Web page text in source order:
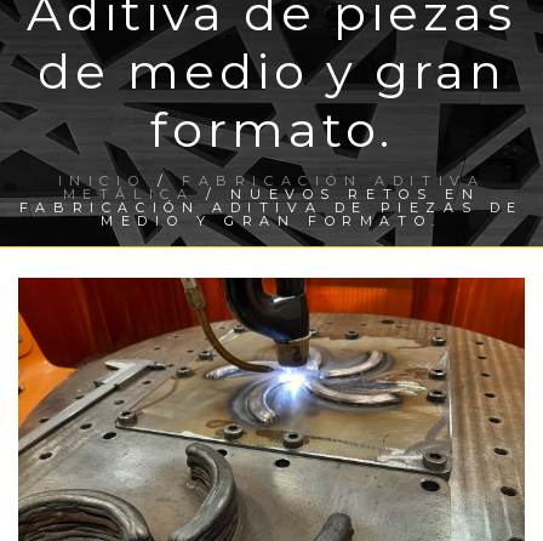
Aditiva de piezas
de medio y gran
formato.
INICIO/FABRICACIÓN ADITIVA
METÁLICA/ NUEVOS RETOS EN
FABRICACIÓN ADITIVA DE PIEZAS DE
MEDIO Y GRAN FORMATO.